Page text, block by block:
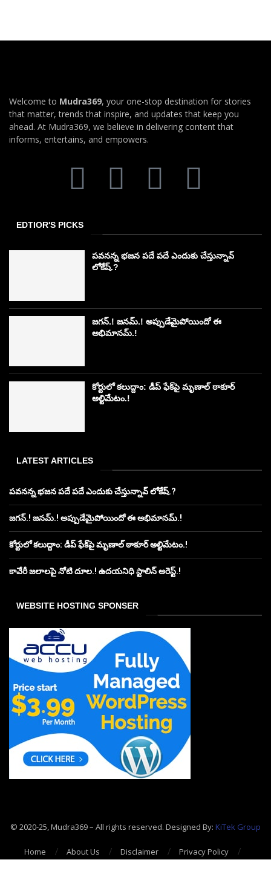
Welcome to Mudra369, your one-stop destination for stories
that matter, trends that inspire, and updates that keep you
ahead. At Mudra369, we believe in delivering content that
informs, entertains, and empowers.
EDTIOR'S PICKS
పవనన్న భజన పదే పదే ఎందుకు చేస్తున్నావ్
లోకేష్.?
జగన్.! జనమ్.! అప్పుడేమైపోయిందో ఈ
అభిమానమ్.!
కోర్టులో కలుద్దాం: డీప్ ఫేక్‌పై మృణాల్ ఠాకూర్
అల్టిమేటం.!
LATEST ARTICLES
పవనన్న భజన పదే పదే ఎందుకు చేస్తున్నావ్ లోకేష్.?
జగన్.! జనమ్.! అప్పుడేమైపోయిందో ఈ అభిమానమ్.!
కోర్టులో కలుద్దాం: డీప్ ఫేక్‌పై మృణాల్ ఠాకూర్ అల్టిమేటం.!
కావేరీ జలాలపై నోటి దూల.! ఉదయనిధి స్టాలిన్ అరెస్ట్.!
WEBSITE HOSTING SPONSER
© 2020-25, Mudra369 – All rights reserved. Designed By: KiTek Group
Home About Us Disclaimer
Privacy Policy